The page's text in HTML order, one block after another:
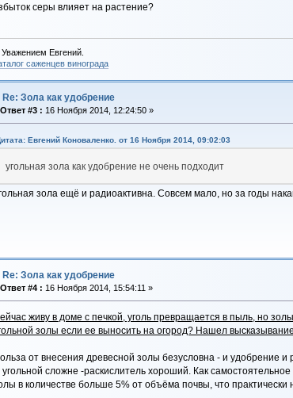
серы влияет на растение?
Евгений.
саженцев винограда
Re: Зола как удобрение
Ответ #3 : 16 Ноября 2014, 12:24:50 »
Евгений Коноваленко. от 16 Ноября 2014, 09:02:03
угольная зола как удобрение не очень подходит
зола ещё и радиоактивна. Совсем мало, но за годы
Re: Зола как удобрение
Ответ #4 : 16 Ноября 2014, 15:54:11 »
живу в доме с печкой, уголь превращается в пыль, но
золы если ее выносить на огород? Нашел
от внесения древесной золы безусловна - и удобрение и
сложне -раскислитель хороший. Как
в количестве больше 5% от объёма почвы, что практически